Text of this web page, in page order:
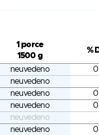
1 porce
1500 g
%
neuvedeno
0
neuvedeno
neuvedeno
0
neuvedeno
0
neuvedeno
neuvedeno
0